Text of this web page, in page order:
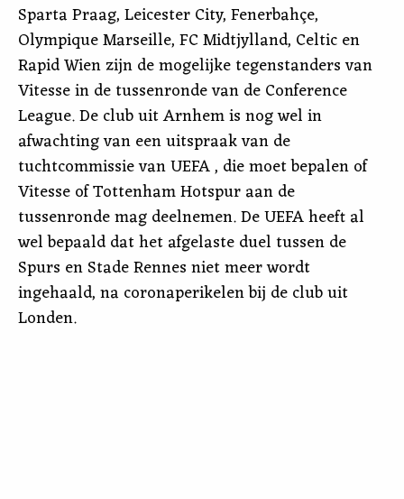
Sparta Praag, Leicester City, Fenerbahçe,
Olympique Marseille, FC Midtjylland, Celtic en
Rapid Wien zijn de mogelijke tegenstanders van
Vitesse in de tussenronde van de Conference
League. De club uit Arnhem is nog wel in
afwachting van een uitspraak van de
tuchtcommissie van UEFA , die moet bepalen of
Vitesse of Tottenham Hotspur aan de
tussenronde mag deelnemen. De UEFA heeft al
wel bepaald dat het afgelaste duel tussen de
Spurs en Stade Rennes niet meer wordt
ingehaald, na coronaperikelen bij de club uit
Londen.